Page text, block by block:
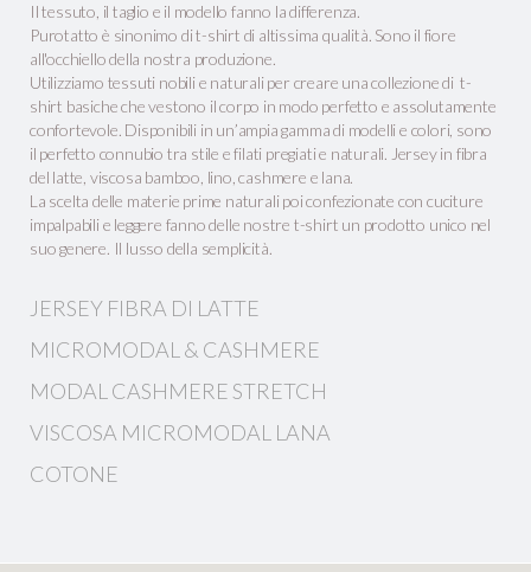
Il tessuto, il taglio e il modello fanno la differenza.
Purotatto è sinonimo di t-shirt di altissima qualità. Sono il fiore
all'occhiello della nostra produzione.
Utilizziamo tessuti nobili e naturali per creare una collezione di t-
shirt basiche che vestono il corpo in modo perfetto e assolutamente
confortevole. Disponibili in un’ampia gamma di modelli e colori, sono
il perfetto connubio tra stile e filati pregiati e naturali. Jersey in fibra
del latte, viscosa bamboo, lino, cashmere e lana.
La scelta delle materie prime naturali poi confezionate con cuciture
impalpabili e leggere fanno delle nostre t-shirt un prodotto unico nel
suo genere. Il lusso della semplicità.
JERSEY FIBRA DI LATTE
MICROMODAL & CASHMERE
MODAL CASHMERE STRETCH
VISCOSA MICROMODAL LANA
COTONE